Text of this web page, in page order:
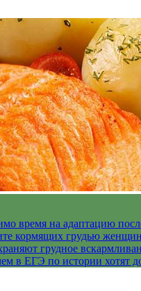
время на адаптацию
кормящих грудью
грудное
в ЕГЭ по истории хотят